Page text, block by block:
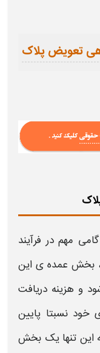
تعویض پلاک
مهم در فرآیند
بخش عمده‌ ی این
و هزینه دریافت
نسبتا پایین
این تنها یک بخش